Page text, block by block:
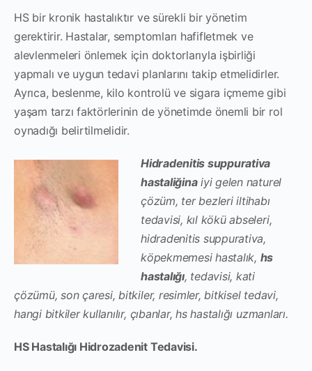
HS bir kronik hastalıktır ve sürekli bir yönetim
gerektirir. Hastalar, semptomları hafifletmek ve
alevlenmeleri önlemek için doktorlarıyla işbirliği
yapmalı ve uygun tedavi planlarını takip etmelidirler.
Ayrıca, beslenme, kilo kontrolü ve sigara içmeme gibi
yaşam tarzı faktörlerinin de yönetimde önemli bir rol
oynadığı belirtilmelidir.
Hidradenitis suppurativa
hastaliğinaiyi gelen naturel
çözüm, ter bezleri iltihabı
tedavisi, kıl kökü abseleri,
hidradenitis suppurativa,
köpekmemesi hastalık, hs
hastalığı, tedavisi, kati
çözümü, son çaresi, bitkiler, resimler, bitkisel tedavi,
hangi bitkiler kullanılır, çıbanlar, hs hastalığı uzmanları.
HS Hastalığı Hidrozadenit Tedavisi.